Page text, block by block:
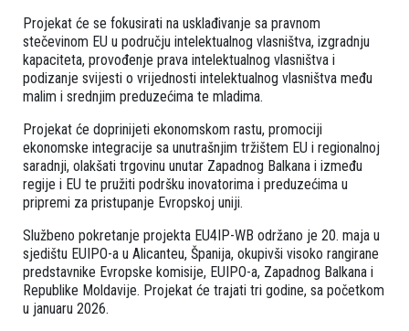
Projekat će se fokusirati na usklađivanje sa pravnom
stečevinom EU u području intelektualnog vlasništva, izgradnju
kapaciteta, provođenje prava intelektualnog vlasništva i
podizanje svijesti o vrijednosti intelektualnog vlasništva među
malim i srednjim preduzećima te mladima.
Projekat će doprinijeti ekonomskom rastu, promociji
ekonomske integracije sa unutrašnjim tržištem EU i regionalnoj
saradnji, olakšati trgovinu unutar Zapadnog Balkana i između
regije i EU te pružiti podršku inovatorima i preduzećima u
pripremi za pristupanje Evropskoj uniji.
Službeno pokretanje projekta EU4IP-WB održano je 20. maja u
sjedištu EUIPO-a u Alicanteu, Španija, okupivši visoko rangirane
predstavnike Evropske komisije, EUIPO-a, Zapadnog Balkana i
Republike Moldavije. Projekat će trajati tri godine, sa početkom
u januaru 2026.